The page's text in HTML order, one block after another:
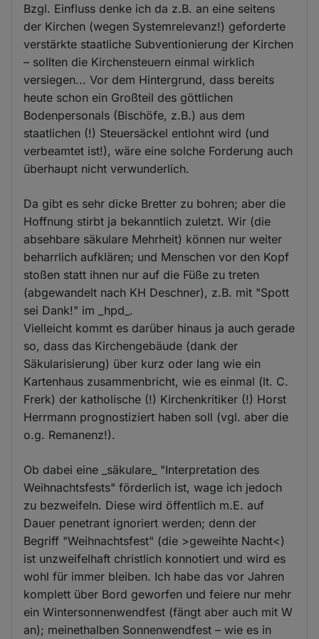
Bzgl. Einfluss denke ich da z.B. an eine seitens
der Kirchen (wegen Systemrelevanz!) geforderte
verstärkte staatliche Subventionierung der Kirchen
– sollten die Kirchensteuern einmal wirklich
versiegen... Vor dem Hintergrund, dass bereits
heute schon ein Großteil des göttlichen
Bodenpersonals (Bischöfe, z.B.) aus dem
staatlichen (!) Steuersäckel entlohnt wird (und
verbeamtet ist!), wäre eine solche Forderung auch
überhaupt nicht verwunderlich.
Da gibt es sehr dicke Bretter zu bohren; aber die
Hoffnung stirbt ja bekanntlich zuletzt. Wir (die
absehbare säkulare Mehrheit) können nur weiter
beharrlich aufklären; und Menschen vor den Kopf
stoßen statt ihnen nur auf die Füße zu treten
(abgewandelt nach KH Deschner), z.B. mit "Spott
sei Dank!" im _hpd_.
Vielleicht kommt es darüber hinaus ja auch gerade
so, dass das Kirchengebäude (dank der
Säkularisierung) über kurz oder lang wie ein
Kartenhaus zusammenbricht, wie es einmal (lt. C.
Frerk) der katholische (!) Kirchenkritiker (!) Horst
Herrmann prognostiziert haben soll (vgl. aber die
o.g. Remanenz!).
Ob dabei eine _säkulare_ "Interpretation des
Weihnachtsfests" förderlich ist, wage ich jedoch
zu bezweifeln. Diese wird öffentlich m.E. auf
Dauer penetrant ignoriert werden; denn der
Begriff "Weihnachtsfest" (die >geweihte Nacht<)
ist unzweifelhaft christlich konnotiert und wird es
wohl für immer bleiben. Ich habe das vor Jahren
komplett über Bord geworfen und feiere nur mehr
ein Wintersonnenwendfest (fängt aber auch mit W
an); meinethalben Sonnenwendfest – wie es in